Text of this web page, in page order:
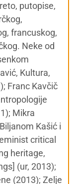
putopise,
francuskog,
Neke od
Kultura,
Franc Kavčič
Mikra
Kašić i
critical
heritage,
(ur, 2013);
(2013); Zelje